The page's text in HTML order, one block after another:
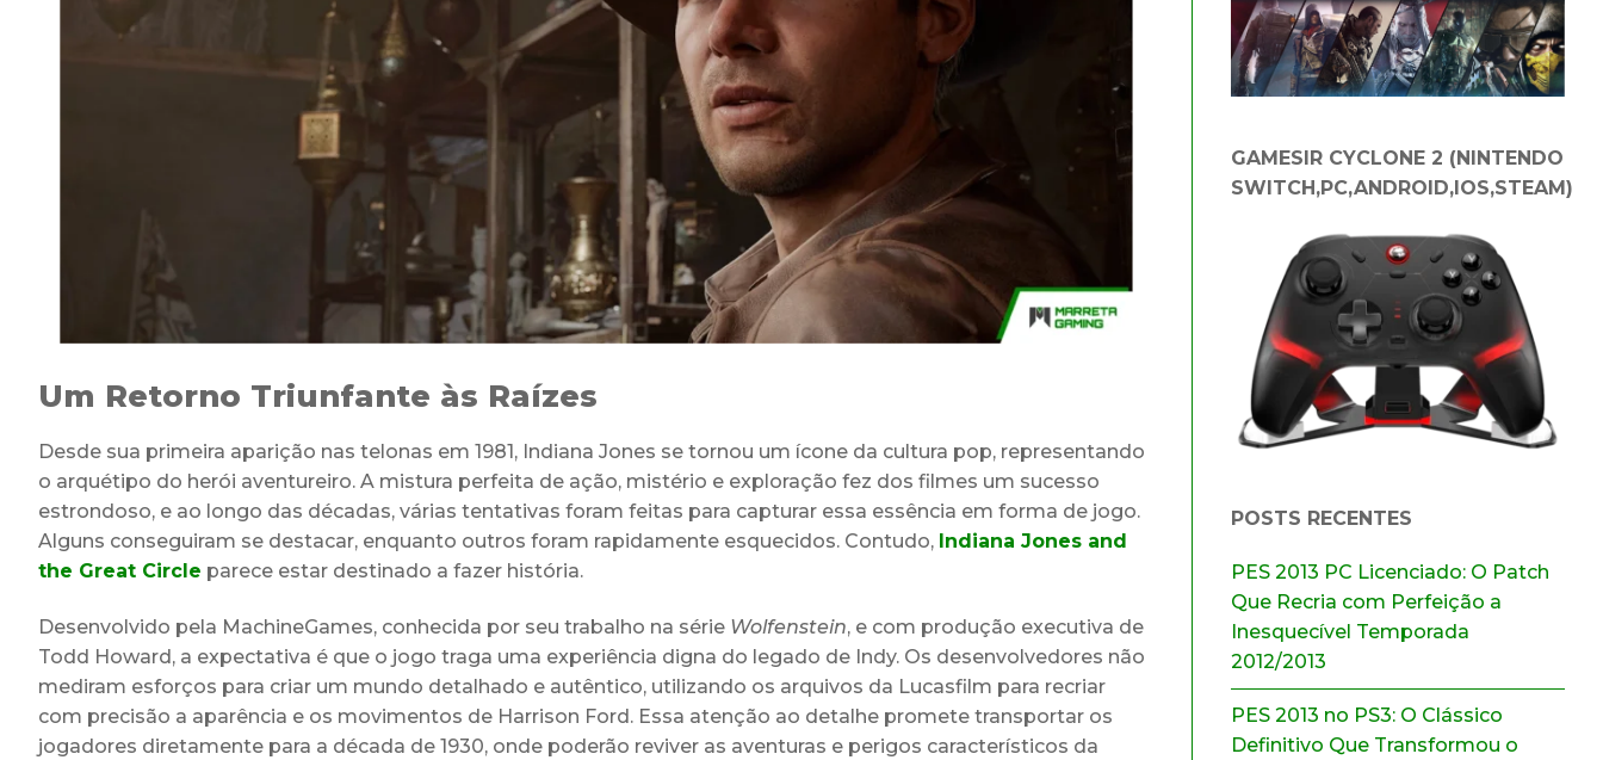
Um Retorno Triunfante às Raízes
Desde sua primeira aparição nas telonas em 1981, Indiana Jones se tornou um ícone da cultura pop, representando
o arquétipo do herói aventureiro. A mistura perfeita de ação, mistério e exploração fez dos filmes um sucesso
estrondoso, e ao longo das décadas, várias tentativas foram feitas para capturar essa essência em forma de jogo.
Alguns conseguiram se destacar, enquanto outros foram rapidamente esquecidos. Contudo, Indiana Jones and
the Great Circle parece estar destinado a fazer história.
Desenvolvido pela MachineGames, conhecida por seu trabalho na série Wolfenstein, e com produção executiva de
Todd Howard, a expectativa é que o jogo traga uma experiência digna do legado de Indy. Os desenvolvedores não
mediram esforços para criar um mundo detalhado e autêntico, utilizando os arquivos da Lucasfilm para recriar
com precisão a aparência e os movimentos de Harrison Ford. Essa atenção ao detalhe promete transportar os
jogadores diretamente para a década de 1930, onde poderão reviver as aventuras e perigos característicos da
GAMESIR CYCLONE 2 (NINTENDO
SWITCH,PC,ANDROID,IOS,STEAM)
POSTS RECENTES
PES 2013 PC Licenciado: O Patch
Que Recria com Perfeição a
Inesquecível Temporada
2012/2013
PES 2013 no PS3: O Clássico
Definitivo Que Transformou o